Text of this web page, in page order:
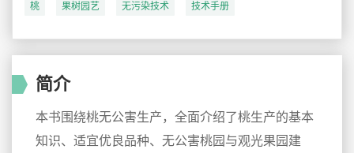
桃 果树园艺 无污染技术 技术手册
简介
本书围绕桃无公害生产，全面介绍了桃生产的基本
知识、适宜优良品种、无公害桃园与观光果园建